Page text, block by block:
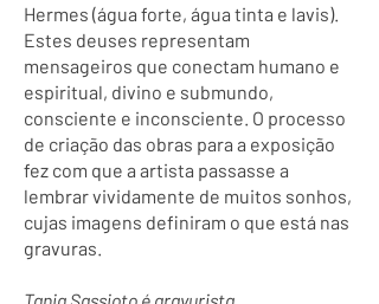
Hermes (água forte, água tinta e lavis).
Estes deuses representam
mensageiros que conectam humano e
espiritual, divino e submundo,
consciente e inconsciente. O processo
de criação das obras para a exposição
fez com que a artista passasse a
lembrar vividamente de muitos sonhos,
cujas imagens definiram o que está nas
gravuras.